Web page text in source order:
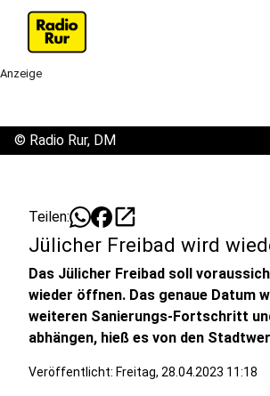
Anzeige
© Radio Rur, DM
Teilen: open_in_new
Jülicher Freibad wird
Das Jülicher Freibad soll
wieder öffnen. Das genaue Datum
weiteren Sanierungs-Fortschritt
abhängen, hieß es von den
Veröffentlicht: Freitag, 28.04.2023 11:18